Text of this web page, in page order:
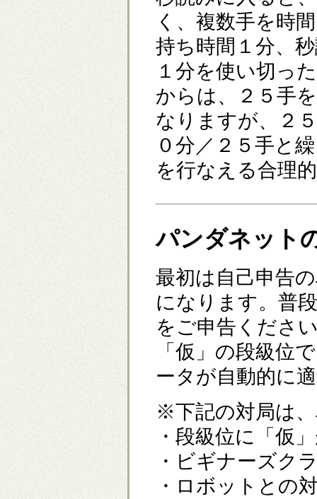
く、複数手を時
持ち時間１分、
１分を使い切っ
からは、２５手
なりますが、２
０分／２５手と
を行なえる合理
パンダネット
最初は自己申告
になります。普
をご申告くださ
「仮」の段級位
ータが自動的に
※下記の対局は
・段級位に「仮
・ビギナーズク
・ロボットとの